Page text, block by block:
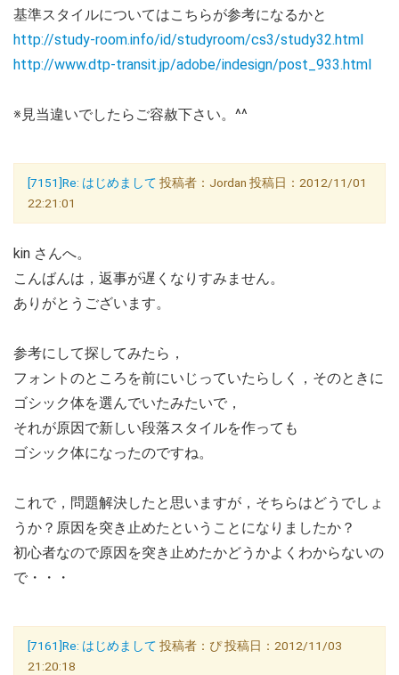
基準スタイルについてはこちらが参考になるかと
http://study-room.info/id/studyroom/cs3/study32.html
http://www.dtp-transit.jp/adobe/indesign/post_933.html
※見当違いでしたらご容赦下さい。^^
[7151]Re: はじめまして 投稿者：Jordan 投稿日：2012/11/01
22:21:01
kin さんへ。
こんばんは，返事が遅くなりすみません。
ありがとうございます。
参考にして探してみたら，
フォントのところを前にいじっていたらしく，そのときに
ゴシック体を選んでいたみたいで，
それが原因で新しい段落スタイルを作っても
ゴシック体になったのですね。
これで，問題解決したと思いますが，そちらはどうでしょ
うか？原因を突き止めたということになりましたか？
初心者なので原因を突き止めたかどうかよくわからないの
で・・・
[7161]Re: はじめまして 投稿者：ぴ 投稿日：2012/11/03
21:20:18